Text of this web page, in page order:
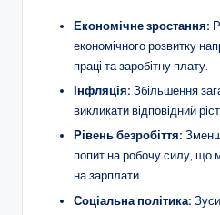
Економічне зростання:
економічного розвитку
праці та заробітну плату.
Інфляція: Збільшення
викликати відповідний
Рівень безробіття:
попит на робочу силу, що
на зарплати.
Соціальна політика: